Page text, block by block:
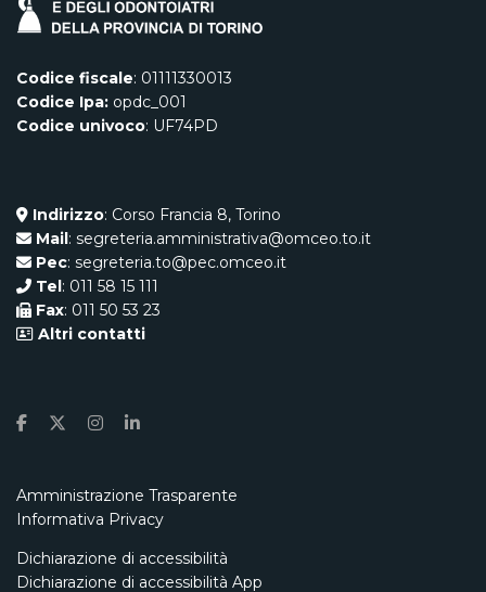
Codice fiscale: 01111330013
Codice Ipa: opdc_001
Codice univoco: UF74PD
Indirizzo: Corso Francia 8, Torino
Mail: segreteria.amministrativa@omceo.to.it
Pec: segreteria.to@pec.omceo.it
Tel: 011 58 15 111
Fax: 011 50 53 23
Altri contatti
Amministrazione Trasparente
Informativa Privacy
Dichiarazione di accessibilità
Dichiarazione di accessibilità App